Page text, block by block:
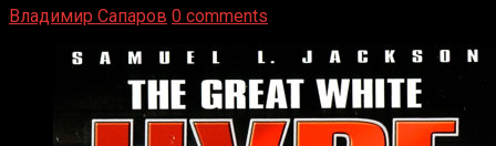
Владимир Сапаров 0 comments